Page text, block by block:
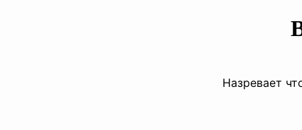
Назревает